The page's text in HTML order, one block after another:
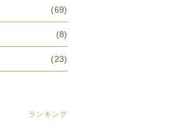
(69)
(8)
(23)
ランキング